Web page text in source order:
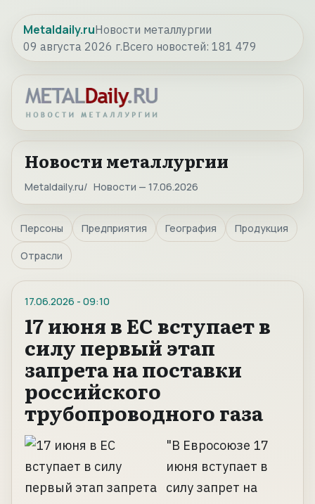
Metaldaily.ruНовости металлургии
09 августа 2026 г.Всего новостей: 181 479
Новости металлургии
Metaldaily.ru Новости — 17.06.2026
Персоны Предприятия География Продукция
Отрасли
17.06.2026 - 09:10
17 июня в ЕС вступает в
силу первый этап
запрета на поставки
российского
трубопроводного газа
"В Евросоюзе 17
июня вступает в
силу запрет на